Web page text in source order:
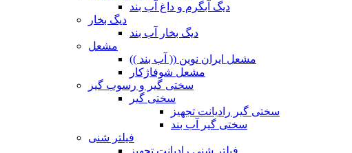
دیگ آبگرم و داغ آب بند
دیگ بخار
دیگ بخار آب بند
مشعل
مشعل ایران نوین (( آب بند ))
مشعل شوفاژکار
سختی گیر و رسوب گیر
سختی گیر
سختی گیر رادیانت تجهیز
سختی گیر آب بند
فیلتر شنی
فیلتر شنی رادیانت تجهیز